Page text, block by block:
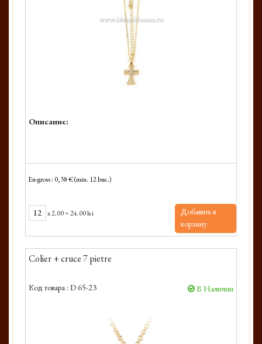
Описание:
En-gross : 0,38 € (min. 12 buc.)
x2.00=24.00 lei
Добавить в
корзину
Colier + cruce 7 pietre
Код товара : D 65-23 В Наличии